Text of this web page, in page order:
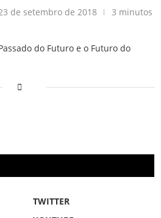
de setembro de 2018
3 minutos
do Futuro e o Futuro do
TWITTER